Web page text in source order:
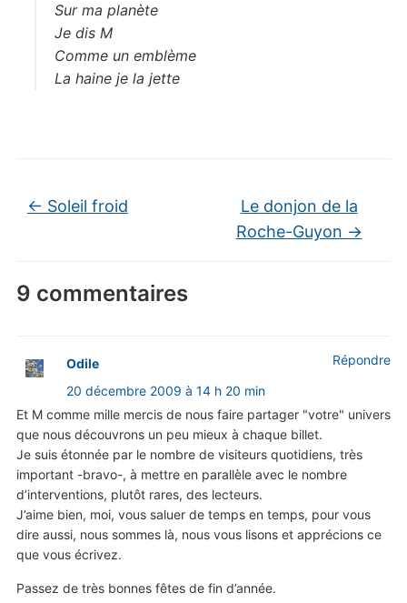
Sur ma planète
Je dis M
Comme un emblème
La haine je la jette
← Soleil froid
Le donjon de la
Roche-Guyon →
9 commentaires
Odile
20 décembre 2009 à 14 h 20 min
Et M comme mille mercis de nous faire partager "votre" univers
que nous découvrons un peu mieux à chaque billet.
Je suis étonnée par le nombre de visiteurs quotidiens, très
important -bravo-, à mettre en parallèle avec le nombre
d’interventions, plutôt rares, des lecteurs.
J’aime bien, moi, vous saluer de temps en temps, pour vous
dire aussi, nous sommes là, nous vous lisons et apprécions ce
que vous écrivez.
Passez de très bonnes fêtes de fin d’année.
Répondre